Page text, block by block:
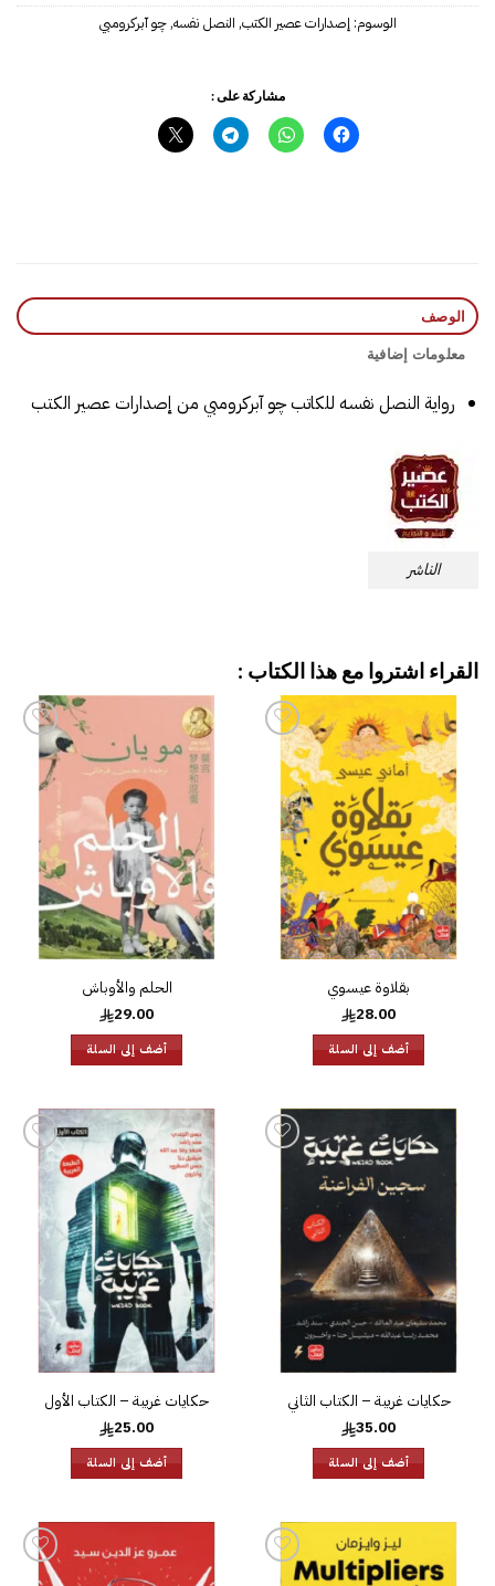
الوسوم:إصدارات عصير الكتب, النصل نفسه,چو آبركرومبي
مشاركة على :
الوصف
معلومات إضافية
رواية النصل نفسه للكاتب چو آبركرومبي من إصدارات عصير الكتب
الناشر
القراء اشتروا مع هذا الكتاب :
إضافة
إلى
قائمة
الرغبات
بقلاوة عيسوي
28.00
أضف إلى السلة
إضافة
إلى
قائمة
الرغبات
الحلم والأوباش
29.00
أضف إلى السلة
إلى
الرغبات
حكايات غريبة – الكتاب الثاني
35.00
أضف إلى السلة
إضافة
قائمة
الرغبات
حكايات غريبة – الكتاب الأول
25.00
أضف إلى السلة
إضافة